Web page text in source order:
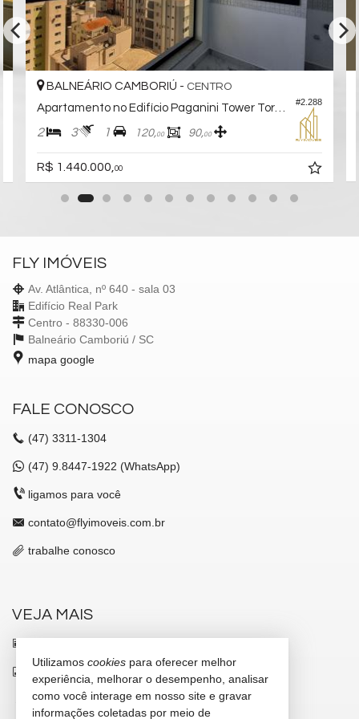
Estar Social
#2.288
BALNEÁRIO CAMBORIÚ - CENTRO
2 3 1 120,00 90,00
R$ 1.440.000,00
FLY IMÓVEIS
Av. Atlântica, nº 640 - sala 03
Edifício Real Park
Centro - 88330-006
Balneário Camboriú / SC
mapa google
FALE CONOSCO
(47) 3311-1304
(47) 9.8447-1922 (WhatsApp)
ligamos para você
contato@flyimoveis.com.br
trabalhe conosco
VEJA MAIS
indicadores financeiros
cadastre seu imóvel
Utilizamos cookies para oferecer melhor
experiência, melhorar o desempenho, analisar
como você interage em nosso site e gravar
informações coletadas por meio de